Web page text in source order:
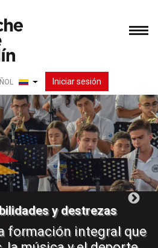
Lista adicional de acciones
Iniciar sesión
y destrezas
formación integral que